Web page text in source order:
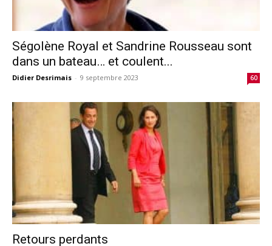
Ségolène Royal et Sandrine Rousseau sont
dans un bateau… et coulent...
Didier Desrimais - 9 septembre 2023 60
Retours perdants